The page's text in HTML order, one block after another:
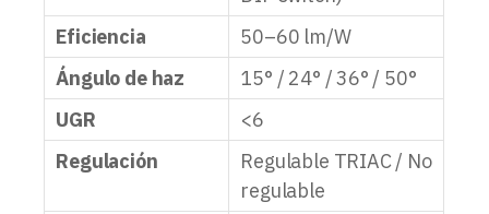
Eficiencia
50–60 lm/W
Ángulo de haz
15° / 24° / 36° / 50°
UGR
<6
Regulación
Regulable TRIAC / No
regulable